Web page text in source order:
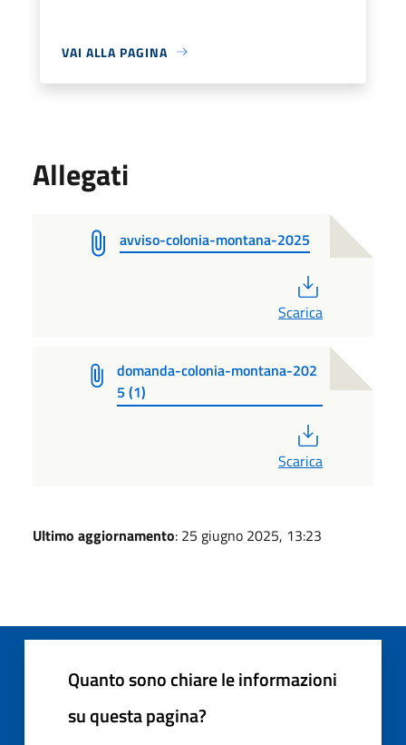
VAI ALLA PAGINA
Allegati
avviso-colonia-montana-2025
Scarica
domanda-colonia-montana-202
5 (1)
Scarica
Ultimo aggiornamento: 25 giugno 2025, 13:23
Quanto sono chiare le informazioni
su questa pagina?